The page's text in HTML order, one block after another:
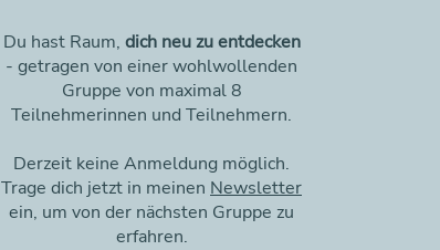
Du hast Raum, dich neu zu entdecken
- getragen von einer wohlwollenden
Gruppe von maximal 8
Teilnehmerinnen und Teilnehmern.
Derzeit keine Anmeldung möglich.
Trage dich jetzt in meinen Newsletter
ein, um von der nächsten Gruppe zu
erfahren.